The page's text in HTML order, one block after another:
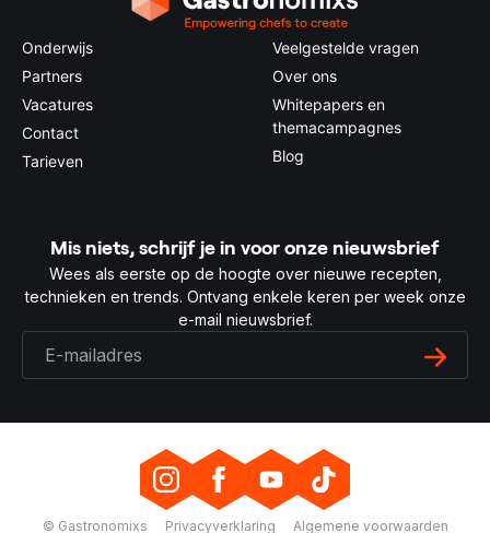
Onderwijs
Partners
Vacatures
Contact
Tarieven
Veelgestelde vragen
Over ons
Whitepapers en
themacampagnes
Blog
Mis niets, schrijf je in voor onze nieuwsbrief
Wees als eerste op de hoogte over nieuwe recepten,
technieken en trends. Ontvang enkele keren per week onze
e-mail nieuwsbrief.
© Gastronomixs Privacyverklaring Algemene voorwaarden